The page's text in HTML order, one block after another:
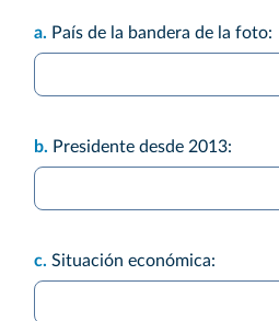
a. País de la bandera de la foto:
b. Presidente desde 2013:
c. Situación económica: